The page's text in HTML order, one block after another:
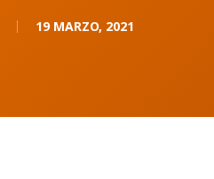
19 MARZO, 2021